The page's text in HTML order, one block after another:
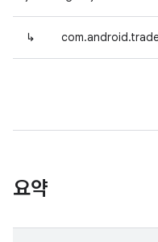
↳
요약